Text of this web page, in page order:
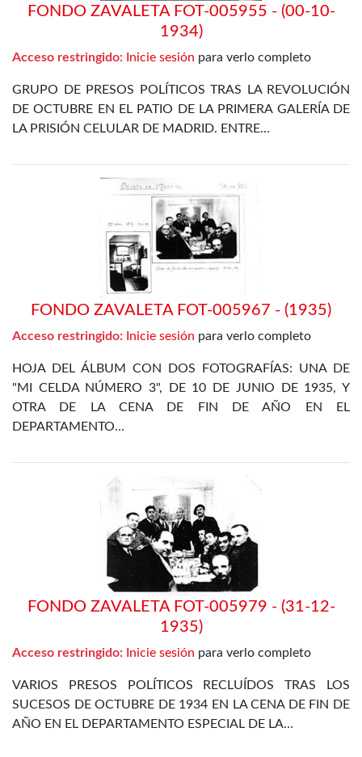
FONDO ZAVALETA FOT-005955 - (00-10-
1934)
Acceso restringido: Inicie sesión para verlo completo
GRUPO DE PRESOS POLÍTICOS TRAS LA REVOLUCIÓN
DE OCTUBRE EN EL PATIO DE LA PRIMERA GALERÍA DE
LA PRISIÓN CELULAR DE MADRID. ENTRE…
FONDO ZAVALETA FOT-005967 - (1935)
Acceso restringido: Inicie sesión para verlo completo
HOJA DEL ÁLBUM CON DOS FOTOGRAFÍAS: UNA DE
"MI CELDA NÚMERO 3", DE 10 DE JUNIO DE 1935, Y
OTRA DE LA CENA DE FIN DE AÑO EN EL
DEPARTAMENTO…
FONDO ZAVALETA FOT-005979 - (31-12-
1935)
Acceso restringido: Inicie sesión para verlo completo
VARIOS PRESOS POLÍTICOS RECLUÍDOS TRAS LOS
SUCESOS DE OCTUBRE DE 1934 EN LA CENA DE FIN DE
AÑO EN EL DEPARTAMENTO ESPECIAL DE LA…